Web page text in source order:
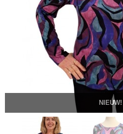
NIEUW!